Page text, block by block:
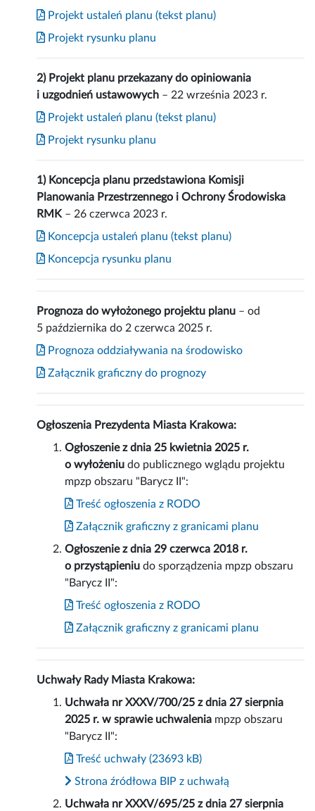
Projekt ustaleń planu (tekst planu)
Projekt rysunku planu
2) Projekt planu przekazany do opiniowania
i uzgodnień ustawowych – 22 września 2023 r.
Projekt ustaleń planu (tekst planu)
Projekt rysunku planu
1) Koncepcja planu przedstawiona Komisji
Planowania Przestrzennego i Ochrony Środowiska
RMK – 26 czerwca 2023 r.
Koncepcja ustaleń planu (tekst planu)
Koncepcja rysunku planu
Prognoza do wyłożonego projektu planu – od
5 października do 2 czerwca 2025 r.
Prognoza oddziaływania na środowisko
Załącznik graficzny do prognozy
Ogłoszenia Prezydenta Miasta Krakowa:
Ogłoszenie z dnia 25 kwietnia 2025 r.
o wyłożeniu do publicznego wglądu projektu
mpzp obszaru "Barycz II":
Treść ogłoszenia z RODO
Załącznik graficzny z granicami planu
Ogłoszenie z dnia 29 czerwca 2018 r.
o przystąpieniu do sporządzenia mpzp obszaru
"Barycz II":
Treść ogłoszenia z RODO
Załącznik graficzny z granicami planu
Uchwały Rady Miasta Krakowa:
Uchwała nr XXXV/700/25 z dnia 27 sierpnia
2025 r. w sprawie uchwalenia mpzp obszaru
"Barycz II":
Treść uchwały (23693 kB)
Strona źródłowa BIP z uchwałą
Uchwała nr XXXV/695/25 z dnia 27 sierpnia